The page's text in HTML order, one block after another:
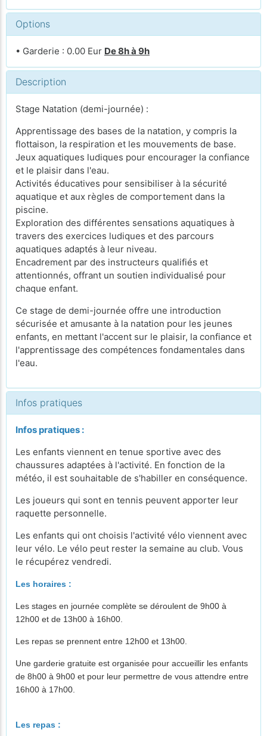
Options
• Garderie : 0.00 Eur De 8h à 9h
Description
Stage Natation (demi-journée) :
Apprentissage des bases de la natation, y compris la
flottaison, la respiration et les mouvements de base.
Jeux aquatiques ludiques pour encourager la confiance
et le plaisir dans l'eau.
Activités éducatives pour sensibiliser à la sécurité
aquatique et aux règles de comportement dans la
piscine.
Exploration des différentes sensations aquatiques à
travers des exercices ludiques et des parcours
aquatiques adaptés à leur niveau.
Encadrement par des instructeurs qualifiés et
attentionnés, offrant un soutien individualisé pour
chaque enfant.
Ce stage de demi-journée offre une introduction
sécurisée et amusante à la natation pour les jeunes
enfants, en mettant l'accent sur le plaisir, la confiance et
l'apprentissage des compétences fondamentales dans
l'eau.
Infos pratiques
Infos pratiques :
Les enfants viennent en tenue sportive avec des
chaussures adaptées à l'activité. En fonction de la
météo, il est souhaitable de s'habiller en conséquence.
Les joueurs qui sont en tennis peuvent apporter leur
raquette personnelle.
Les enfants qui ont choisis l'activité vélo viennent avec
leur vélo. Le vélo peut rester la semaine au club. Vous
le récupérez vendredi.
Les horaires :
Les stages en journée complète se déroulent de 9h00 à
12h00 et de 13h00 à 16h00.
Les repas se prennent entre 12h00 et 13h00.
Une garderie gratuite est organisée pour accueillir les enfants
de 8h00 à 9h00 et pour leur permettre de vous attendre entre
16h00 à 17h00.
Les repas :